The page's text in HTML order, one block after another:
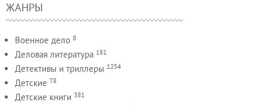
ЖАНРЫ
Военное дело 8
Деловая литература 181
Детективы и триллеры 1254
Детские 78
Детские книги 381